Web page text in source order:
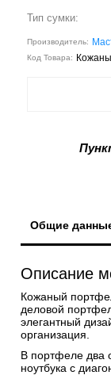
Тип сумки:
Производитель:
Код Товара:
Общие
Описание
Кожаный
деловой
элегантный
организация.
В портфеле два
ноутбука с